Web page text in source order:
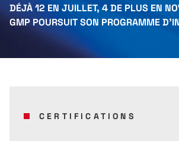
DÉJÀ 12 EN JUILLET, 4 DE PLUS EN
GMP POURSUIT SON PROGRAMME
CERTIFICATIONS